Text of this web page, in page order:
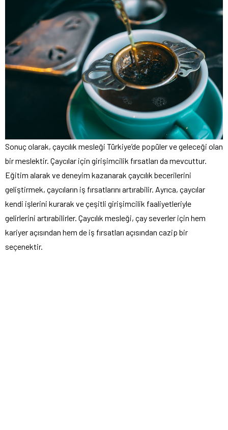
Sonuç olarak, çaycılık mesleği Türkiye’de popüler ve geleceği olan
bir meslektir. Çaycılar için girişimcilik fırsatları da mevcuttur.
Eğitim alarak ve deneyim kazanarak çaycılık becerilerini
geliştirmek, çaycıların iş fırsatlarını artırabilir. Ayrıca, çaycılar
kendi işlerini kurarak ve çeşitli girişimcilik faaliyetleriyle
gelirlerini artırabilirler. Çaycılık mesleği, çay severler için hem
kariyer açısından hem de iş fırsatları açısından cazip bir
seçenektir.